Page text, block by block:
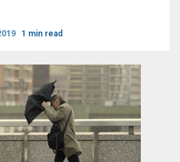
1 min read